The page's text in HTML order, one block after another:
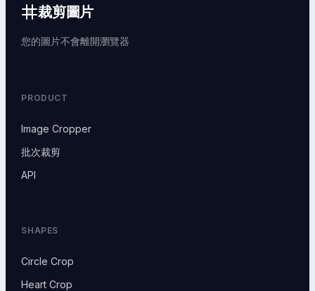
裁剪圖片
您的圖片不會離開瀏覽器
PRODUCT
Image Cropper
批次裁剪
API
SHAPES
Circle Crop
Heart Crop